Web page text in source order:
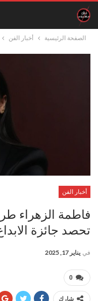
الصفحة الرئيسية أخبار الفن
أخبار الفن
فاطمة الزهراء
تحصد جائزة
في يناير 17, 2025
0
شارك